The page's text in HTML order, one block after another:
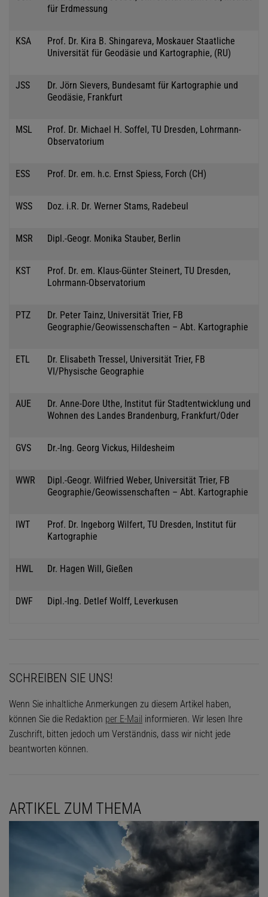
für Erdmessung
KSA
Prof. Dr. Kira B. Shingareva, Moskauer Staatliche
Universität für Geodäsie und Kartographie, (RU)
JSS
Dr. Jörn Sievers, Bundesamt für Kartographie und
Geodäsie, Frankfurt
MSL
Prof. Dr. Michael H. Soffel, TU Dresden, Lohrmann-
Observatorium
ESS Prof. Dr. em. h.c. Ernst Spiess, Forch (CH)
WSS Doz. i.R. Dr. Werner Stams, Radebeul
MSR Dipl.-Geogr. Monika Stauber, Berlin
KST
Prof. Dr. em. Klaus-Günter Steinert, TU Dresden,
Lohrmann-Observatorium
PTZ
Dr. Peter Tainz, Universität Trier, FB
Geographie/Geowissenschaften – Abt. Kartographie
ETL
Dr. Elisabeth Tressel, Universität Trier, FB
VI/Physische Geographie
AUE
Dr. Anne-Dore Uthe, Institut für Stadtentwicklung und
Wohnen des Landes Brandenburg, Frankfurt/Oder
GVS Dr.-Ing. Georg Vickus, Hildesheim
WWR
Dipl.-Geogr. Wilfried Weber, Universität Trier, FB
Geographie/Geowissenschaften – Abt. Kartographie
IWT
Prof. Dr. Ingeborg Wilfert, TU Dresden, Institut für
Kartographie
HWL Dr. Hagen Will, Gießen
DWF Dipl.-Ing. Detlef Wolff, Leverkusen
SCHREIBEN SIE UNS!
Wenn Sie inhaltliche Anmerkungen zu diesem Artikel haben,
können Sie die Redaktion per E-Mail informieren. Wir lesen Ihre
Zuschrift, bitten jedoch um Verständnis, dass wir nicht jede
beantworten können.
ARTIKEL ZUM THEMA